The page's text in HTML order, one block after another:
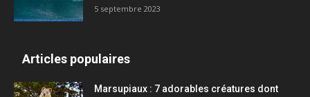
5 septembre 2023
Articles populaires
Marsupiaux : 7 adorables créatures dont